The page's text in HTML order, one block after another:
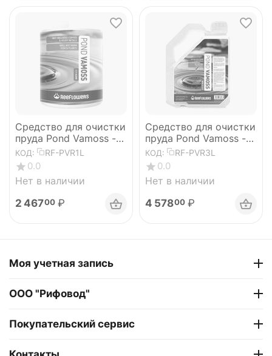
Средство для очистки
пруда Pond Vamoss -
RemAlgae 1л
КОД: RF-PVR1L
0.0
Нет в наличии
2 46700 ₽
Средство для очистки
пруда Pond Vamoss -
RemAlgae 3л
КОД: RF-PVR3L
0.0
Нет в наличии
4 57800 ₽
Моя учетная запись
ООО "Рифовод"
Покупательский сервис